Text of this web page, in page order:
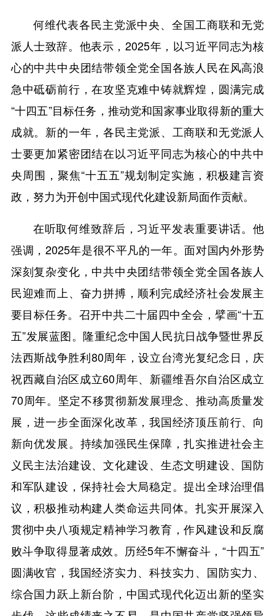
何维代表各民主党派中央、全国工商联和无党
派人士致辞。他表示，2025年，以习近平同志为核
心的中共中央团结带领全党全国各族人民在风高浪
急中砥砺前行，在攻坚克难中铸就辉煌，圆满完成
“十四五”目标任务，推动党和国家事业取得新的重大
成就。新的一年，各民主党派、工商联和无党派人
士要更加紧密团结在以习近平同志为核心的中共中
央周围，聚焦“十五五”规划制定实施，积极建言资
政，努力为开创中国式现代化建设新局面作贡献。
在听取何维致辞后，习近平发表重要讲话。他
强调，2025年是很不平凡的一年。面对国内外形势
深刻复杂变化，中共中央团结带领全党全国各族人
民迎难而上、奋力拼搏，顺利完成经济社会发展主
要目标任务。召开中共二十届四中全会，擘画“十五
五”发展蓝图。隆重纪念中国人民抗日战争暨世界反
法西斯战争胜利80周年，设立台湾光复纪念日，庆
祝西藏自治区成立60周年、新疆维吾尔自治区成立
70周年。坚定不移贯彻新发展理念、推动高质量发
展，进一步全面深化改革，我国经济顶压前行、向
新向优发展。持续加强民生保障，扎实推进社会主
义民主法治建设、文化建设、生态文明建设、国防
和军队建设，保持社会大局稳定。提出全球治理倡
议，积极推动构建人类命运共同体。扎实开展深入
贯彻中央八项规定精神学习教育，作风建设和反腐
败斗争取得显著成效。历经5年不懈奋斗，“十四五”
圆满收官，我国经济实力、科技实力、国防实力、
综合国力跃上新台阶，中国式现代化迈出新的坚实